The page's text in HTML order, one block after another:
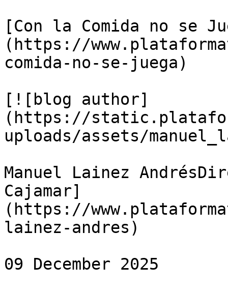
[Con la Comida no se
(https://
comida-no-se-juega)
[![blog author]
(https://
uploads/assets/
Manuel Lainez
Cajamar]
(https://
lainez-andres)
09 December 2025